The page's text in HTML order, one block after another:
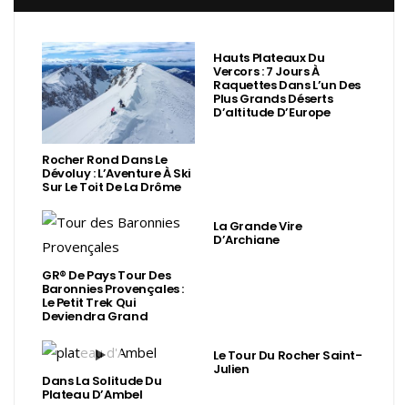
Rocher Rond Dans Le
Dévoluy : L’Aventure À Ski
Sur Le Toit De La Drôme
Hauts Plateaux Du
Vercors : 7 Jours À
Raquettes Dans L’un Des
Plus Grands Déserts
D’altitude D’Europe
GR® De Pays Tour Des
Baronnies Provençales :
Le Petit Trek Qui
Deviendra Grand
La Grande Vire
D’Archiane
Dans La Solitude Du
Plateau D’Ambel
Le Tour Du Rocher Saint-
Julien